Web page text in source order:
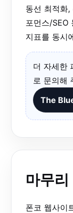
동선 최적화,
포먼스/SEO
지표를 동시
더 자세한
로 문의해
The
마무리
폰코 웹사이